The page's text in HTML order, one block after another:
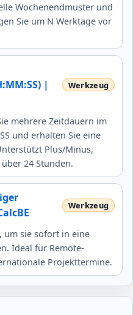
Wochenendmuster und
Sie um N Werktage vor
|
mehrere Zeitdauern im
und erhalten Sie eine
Plus/Minus,
24 Stunden.
um sie sofort in eine
Ideal für Remote-
Projekttermine.